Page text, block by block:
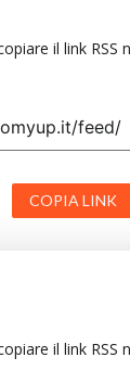
il link RSS
COPIA LINK
il link RSS